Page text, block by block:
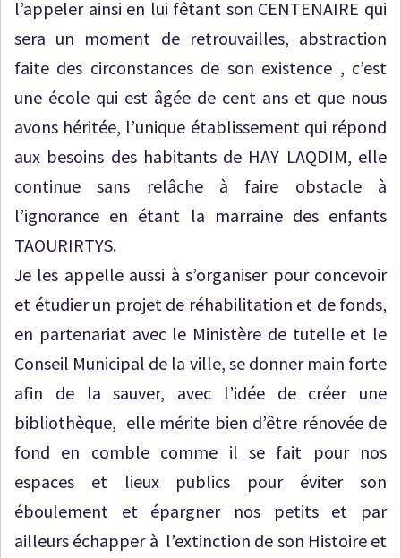
l’appeler ainsi en lui fêtant son CENTENAIRE qui
sera un moment de retrouvailles, abstraction
faite des circonstances de son existence , c’est
une école qui est âgée de cent ans et que nous
avons héritée, l’unique établissement qui répond
aux besoins des habitants de HAY LAQDIM, elle
continue sans relâche à faire obstacle à
l’ignorance en étant la marraine des enfants
TAOURIRTYS.
Je les appelle aussi à s’organiser pour concevoir
et étudier un projet de réhabilitation et de fonds,
en partenariat avec le Ministère de tutelle et le
Conseil Municipal de la ville, se donner main forte
afin de la sauver, avec l’idée de créer une
bibliothèque, elle mérite bien d’être rénovée de
fond en comble comme il se fait pour nos
espaces et lieux publics pour éviter son
éboulement et épargner nos petits et par
ailleurs échapper à l’extinction de son Histoire et